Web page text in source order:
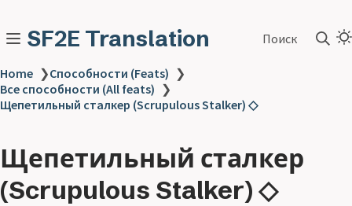
SF2E Translation Поиск
Home ❯Способности (Feats) ❯
Все способности (All feats) ❯
Щепетильный сталкер (Scrupulous Stalker) ◇
Щепетильный сталкер
(Scrupulous Stalker) ◇